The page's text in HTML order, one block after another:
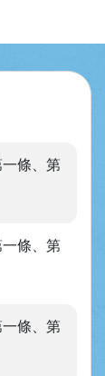
條、第
條、第
條、第